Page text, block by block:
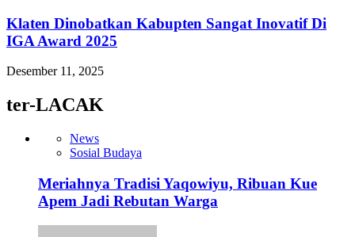
Klaten Dinobatkan Kabupten Sangat Inovatif Di
IGA Award 2025
Desember 11, 2025
ter-LACAK
News
Sosial Budaya
Meriahnya Tradisi Yaqowiyu, Ribuan Kue
Apem Jadi Rebutan Warga